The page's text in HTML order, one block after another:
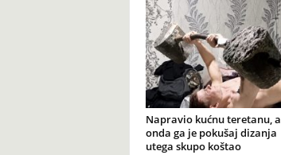
Napravio kućnu teretanu, a
onda ga je pokušaj dizanja
utega skupo koštao